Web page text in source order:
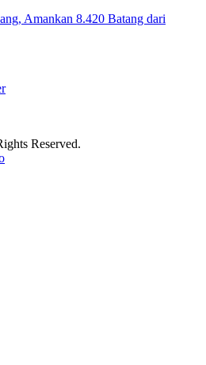
Amankan 8.420 Batang dari
Reserved.